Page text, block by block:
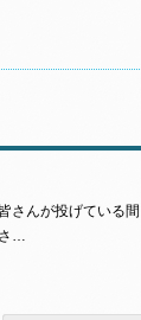
さんが投げている間
…